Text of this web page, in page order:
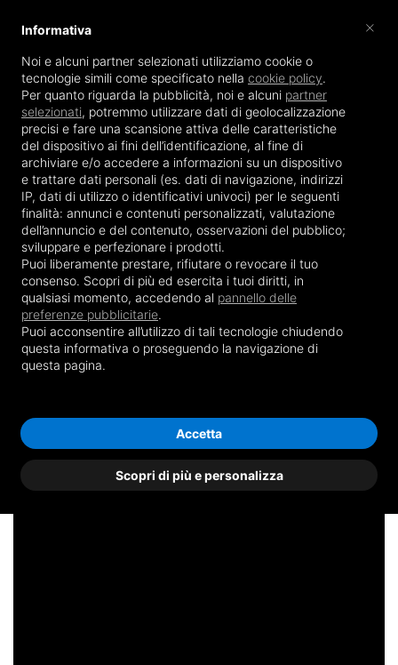
MENU
Impianti
Sei qui: Home Impianti
Informativa
Noi e alcuni partner selezionati utilizziamo cookie o
tecnologie simili come specificato nella cookie policy.
Per quanto riguarda la pubblicità, noi e alcuni partner
selezionati, potremmo utilizzare dati di geolocalizzazione
precisi e fare una scansione attiva delle caratteristiche
del dispositivo ai fini dell’identificazione, al fine di
archiviare e/o accedere a informazioni su un dispositivo
e trattare dati personali (es. dati di navigazione, indirizzi
IP, dati di utilizzo o identificativi univoci) per le seguenti
finalità: annunci e contenuti personalizzati, valutazione
dell’annuncio e del contenuto, osservazioni del pubblico;
sviluppare e perfezionare i prodotti.
Puoi liberamente prestare, rifiutare o revocare il tuo
consenso. Scopri di più ed esercita i tuoi diritti, in
qualsiasi momento, accedendo al pannello delle
preferenze pubblicitarie.
Puoi acconsentire all’utilizzo di tali tecnologie chiudendo
questa informativa o proseguendo la navigazione di
questa pagina.
Scopri di più e personalizza
Accetta
×